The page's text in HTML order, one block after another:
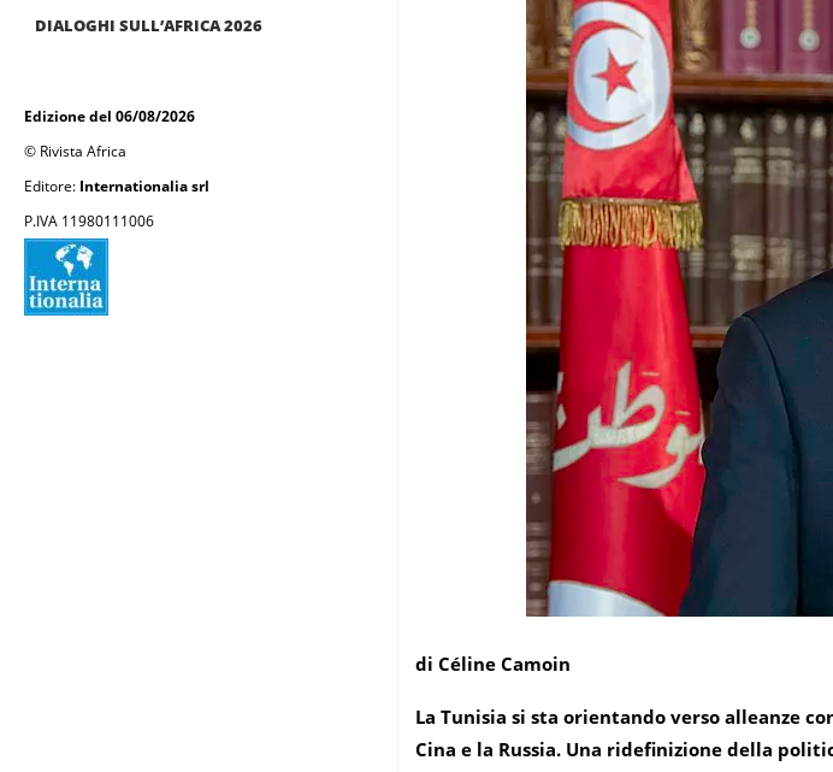
DIALOGHI SULL’AFRICA 2026
Edizione del 06/08/2026
© Rivista Africa
Editore: Internationalia srl
P.IVA 11980111006
di Céline Camoin
La Tunisia si sta orientando verso alleanze
Cina e la Russia. Una ridefinizione della